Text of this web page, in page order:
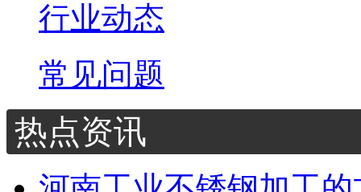
行业动态
常见问题
热点资讯